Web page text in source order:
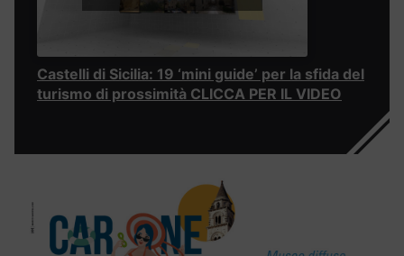
Castelli di Sicilia: 19 ‘mini guide’ per la sfida del
turismo di prossimità CLICCA PER IL VIDEO